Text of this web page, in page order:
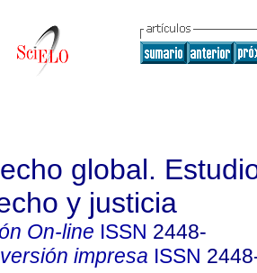
global.
y justicia
On-line ISSN 2448-
versión impresa ISSN